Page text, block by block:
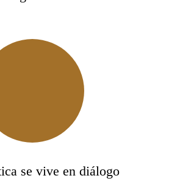
se vive en diálogo